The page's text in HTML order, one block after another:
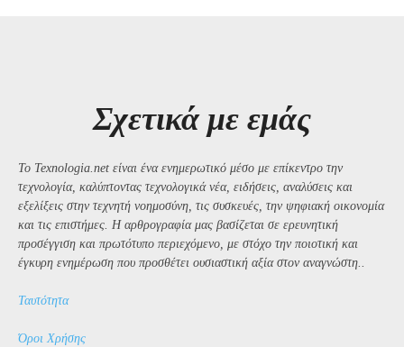
Σχετικά με εμάς
Το Texnologia.net είναι ένα ενημερωτικό μέσο με επίκεντρο την
τεχνολογία, καλύπτοντας τεχνολογικά νέα, ειδήσεις, αναλύσεις και
εξελίξεις στην τεχνητή νοημοσύνη, τις συσκευές, την ψηφιακή οικονομία
και τις επιστήμες. Η αρθρογραφία μας βασίζεται σε ερευνητική
προσέγγιση και πρωτότυπο περιεχόμενο, με στόχο την ποιοτική και
έγκυρη ενημέρωση που προσθέτει ουσιαστική αξία στον αναγνώστη..
Ταυτότητα
Όροι Χρήσης